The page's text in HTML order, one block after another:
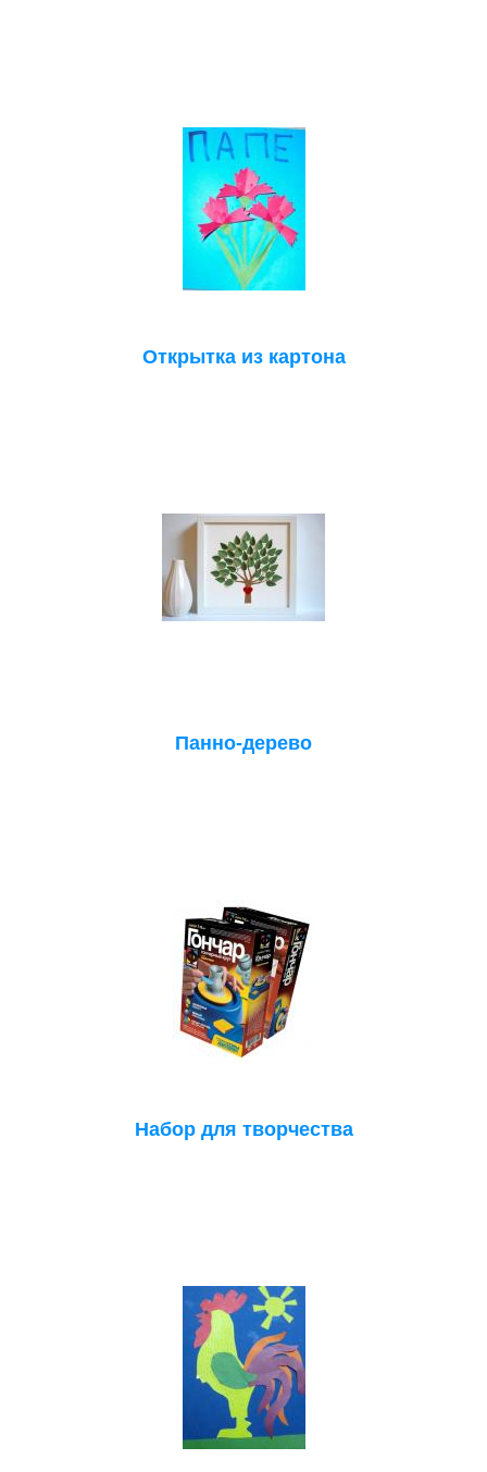
Открытка из картона
Панно-дерево
Набор для творчества